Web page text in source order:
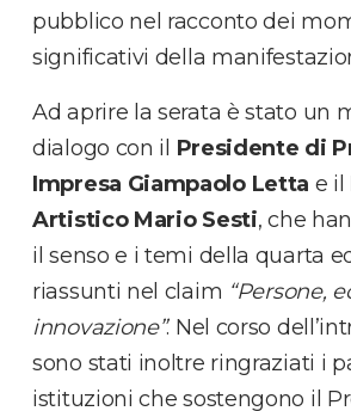
pubblico nel racconto dei
significativi della
Ad aprire la serata è stato un
dialogo con il Presidente di
Impresa Giampaolo Letta e il
Artistico Mario Sesti, che
il senso e i temi della quarta
riassunti nel claim “Persone,
innovazione”. Nel corso
sono stati inoltre ringraziati i
istituzioni che sostengono il